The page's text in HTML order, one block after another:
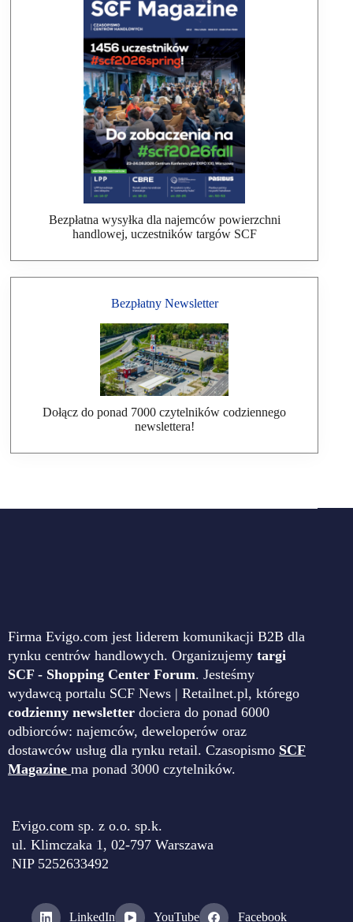
Bezpłatna wysyłka dla najemców powierzchni
handlowej, uczestników targów SCF
Bezpłatny Newsletter
Dołącz do ponad 7000 czytelników codziennego
newslettera!
Firma Evigo.com jest liderem komunikacji B2B dla
rynku centrów handlowych. Organizujemy targi
SCF - Shopping Center Forum. Jesteśmy
wydawcą portalu SCF News | Retailnet.pl, którego
codzienny newsletter dociera do ponad 6000
odbiorców: najemców, deweloperów oraz
dostawców usług dla rynku retail. Czasopismo SCF
Magazine ma ponad 3000 czytelników.
Evigo.com sp. z o.o. sp.k.
ul. Klimczaka 1, 02-797 Warszawa
NIP 5252633492
LinkedIn YouTube Facebook